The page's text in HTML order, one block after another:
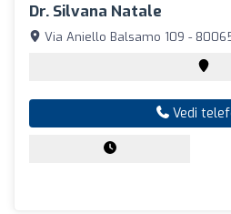
Dr. Silvana Natale
Via Aniello Balsamo 109 -
Vedi